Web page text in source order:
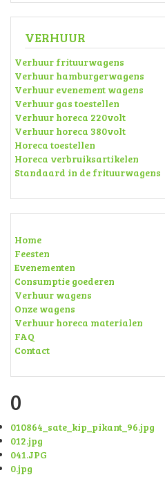
VERHUUR
Verhuur frituurwagens
Verhuur hamburgerwagens
Verhuur evenement wagens
Verhuur gas toestellen
Verhuur horeca 220volt
Verhuur horeca 380volt
Horeca toestellen
Horeca verbruiksartikelen
Standaard in de frituurwagens
Home
Feesten
Evenementen
Consumptie goederen
Verhuur wagens
Onze wagens
Verhuur horeca materialen
FAQ
Contact
0
010864_sate_kip_pikant_96.jpg
012.jpg
041.JPG
0.jpg